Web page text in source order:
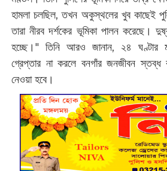
হামলা চলছিল, তখন অকুস্থলের খুব কাছেই
তারা নীরব দর্শকের ভূমিকা পালন করেছে।
হচ্ছে।" তিনি আরও জানান, ২৪ ঘণ্টার
গ্রেপ্তার না করলে বনগাঁর জনজীবন স্তব্ধ
নেওয়া হবে।